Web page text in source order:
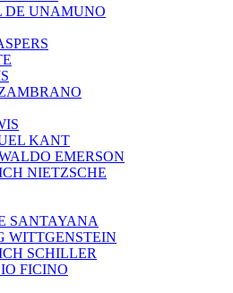
DE UNAMUNO
KANT
EMERSON
NIETZSCHE
SANTAYANA
WITTGENSTEIN
SCHILLER
FICINO